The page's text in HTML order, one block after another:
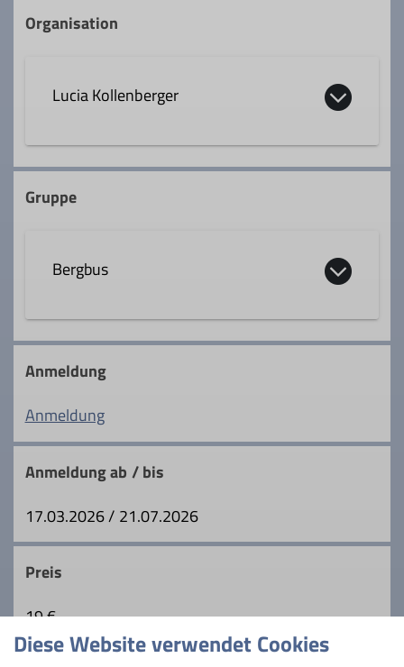
Organisation
Lucia Kollenberger
lucia.kollenberger@dav-
Qualifikationen
Ämter
Tourenleiter*in Mittwochsgruppe
Details
Gruppe
Bergbus
Die Bergbusgruppe nutzt das Angebot des
Bergbusses der Sektion, um im Winter
und Sommer zu gezielten
Ausgangspunkten für Ski- oder
Schneeschuhtouren und Bergtouren zu
gelangen. Es handelt sich entweder um
Teilnehmer geführter Touren oder um
eigenverantwortlich unterwegs sind und
den Bergbus als umweltfreundliches
Anmeldung
Anmeldung
Anmeldung ab / bis
17.03.2026 / 21.07.2026
Preis
19 €
Diese Website verwendet Cookies